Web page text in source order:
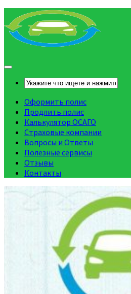
Оформить полис
Продлить полис
Калькулятор ОСАГО
Страховые компании
Вопросы и Ответы
Полезные сервисы
Отзывы
Контакты